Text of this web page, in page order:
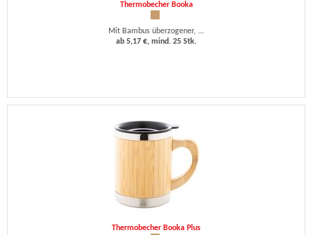
Thermobecher Booka
Mit Bambus überzogener, ...
ab 5,17 €, mind. 25 Stk.
Thermobecher Booka Plus